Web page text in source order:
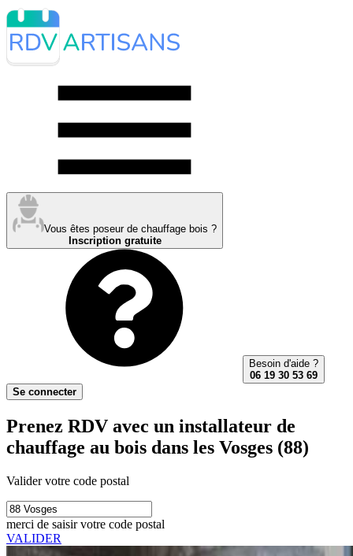
Vous êtes poseur de chauffage bois ?
Inscription gratuite
Besoin d'aide ?
06 19 30 53 69
Se connecter
Prenez RDV avec un installateur de
chauffage au bois dans les Vosges (88)
Valider votre code postal
merci de saisir votre code postal
VALIDER